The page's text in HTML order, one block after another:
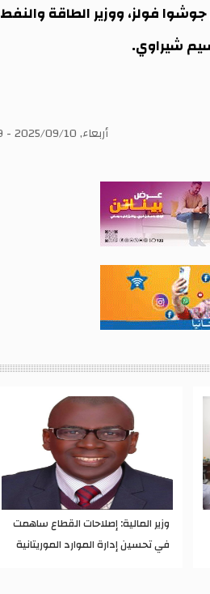
فولز، ووزير الطاقة والنفط
شيراوي.
أربعاء, 2025/09/10 - 10:19
وزير المالية: إصلاحات القطاع ساهمت
في تحسين إدارة الموارد الموريتانية